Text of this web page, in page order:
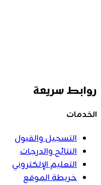
روابط سريعة
الخدمات
التسجيل والقبول
النتائج والدرجات
التعليم الإلكتروني
خريطة الموقع